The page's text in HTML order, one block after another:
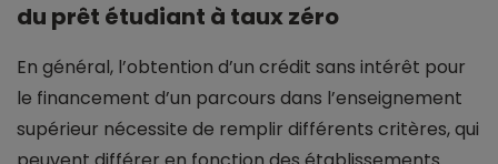
du prêt étudiant à taux zéro
En général, l’obtention d’un crédit sans intérêt pour
le financement d’un parcours dans l’enseignement
supérieur nécessite de remplir différents critères, qui